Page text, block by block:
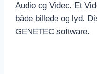
Audio og Video. Et
både billede og lyd.
GENETEC software.